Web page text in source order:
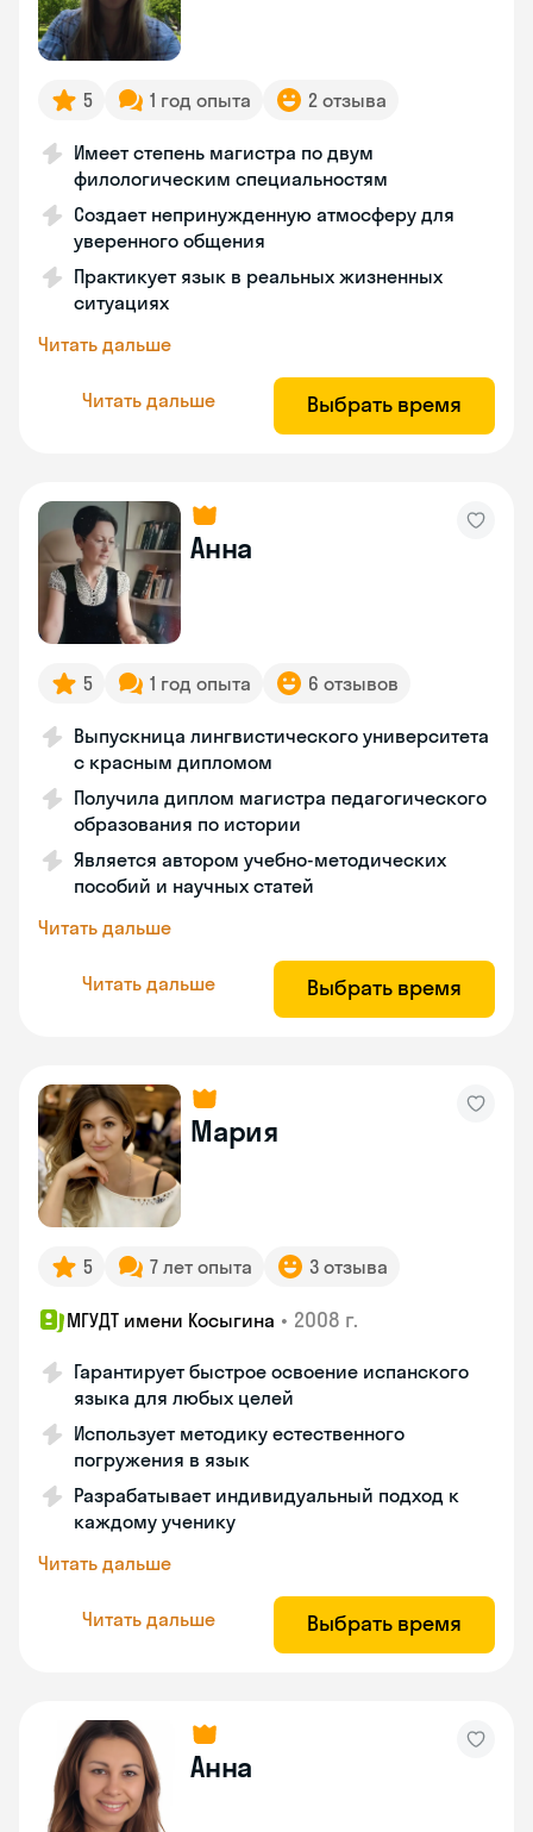
5 1 год опыта 2 отзыва
Имеет степень магистра по двум
филологическим специальностям
Создает непринужденную атмосферу для
уверенного общения
Практикует язык в реальных жизненных
ситуациях
Читать дальше
Читать дальше Выбрать время
Анна
5 1 год опыта 6 отзывов
Выпускница лингвистического университета
с красным дипломом
Получила диплом магистра педагогического
образования по истории
Является автором учебно-методических
пособий и научных статей
Читать дальше
Читать дальше Выбрать время
Мария
5 7 лет опыта 3 отзыва
МГУДТ имени Косыгина • 2008 г.
Гарантирует быстрое освоение испанского
языка для любых целей
Использует методику естественного
погружения в язык
Разрабатывает индивидуальный подход к
каждому ученику
Читать дальше
Читать дальше Выбрать время
Анна